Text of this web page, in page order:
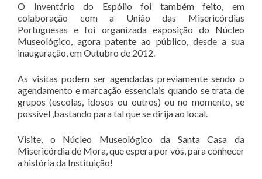
O Inventário do Espólio foi também feito, em
colaboração com a União das Misericórdias
Portuguesas e foi organizada exposição do Núcleo
Museológico, agora patente ao público, desde a sua
inauguração, em Outubro de 2012.
As visitas podem ser agendadas previamente sendo o
agendamento e marcação essenciais quando se trata de
grupos (escolas, idosos ou outros) ou no momento, se
possível ,bastando para tal que se dirija ao local.
Visite, o Núcleo Museológico da Santa Casa da
Misericórdia de Mora, que espera por vós, para conhecer
a história da Instituição!